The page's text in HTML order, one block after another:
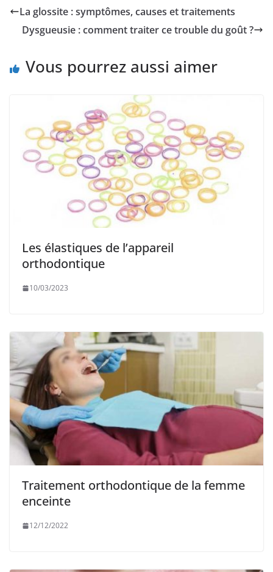
La glossite : symptômes, causes et traitements
Dysgueusie : comment traiter ce trouble du goût ?
Vous pourrez aussi aimer
Les élastiques de l’appareil
orthodontique
10/03/2023
Traitement orthodontique de la femme
enceinte
12/12/2022